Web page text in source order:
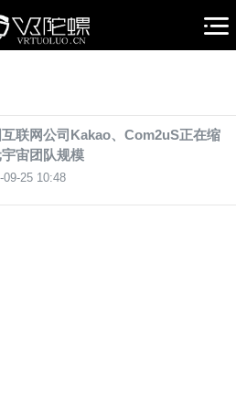
联网公司Kakao、Com2uS正在缩
宙团队规模
09-25 10:48